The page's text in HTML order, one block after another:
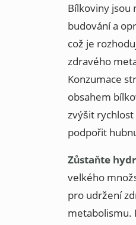
Bílkoviny jsou
budování a
což je
zdravého
Konzumace
obsahem
zvýšit
podpořit
Zůstaňte
velkého
pro udržení
metabolismu.